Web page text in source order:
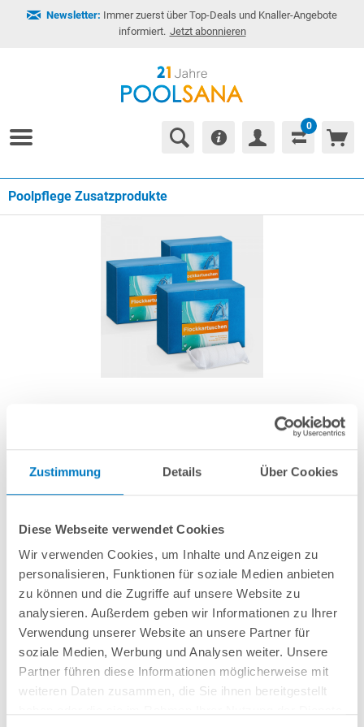
Zustimmung Details Über Cookies
Diese Webseite verwendet Cookies
Wir verwenden Cookies, um Inhalte und Anzeigen zu
personalisieren, Funktionen für soziale Medien anbieten
zu können und die Zugriffe auf unsere Website zu
analysieren. Außerdem geben wir Informationen zu Ihrer
Verwendung unserer Website an unsere Partner für
soziale Medien, Werbung und Analysen weiter. Unsere
Partner führen diese Informationen möglicherweise mit
weiteren Daten zusammen, die Sie ihnen bereitgestellt
Newsletter: Immer zuerst über Top-Deals und Knaller-Angebote
informiert. Jetzt abonnieren
0
Poolpflege Zusatzprodukte
252651
24 Stück (0,83 € * / 1 Stück)
inkl. gesetzlicher MwSt.zzgl. Versandkosten; ab 99,- frachtfrei
Lieferung in ca. 1-3 Arbeitstagen
Mittel zur Beseitigung von Trübungen, für kristallklares Wasser. Inhalt: 24
Flockkartuschen à 125 g.